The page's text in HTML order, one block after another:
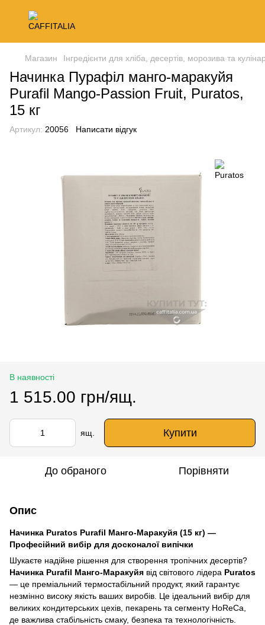
Магазин Інгредієнти для хліба, десертів, морозива та
Начинка Пурафіл манго-маракуйя
Purafil Mango-Passion Fruit, Puratos,
15 кг
Артикул: 20056 Написати відгук
В наявності
1 515.00 грн/ящ.
ящ. Купити
До обраного Порівняти
Опис
Начинка Puratos Purafil Манго-Маракуйя (15 кг) —
Професійний вибір для досконалої випічки
Шукаєте надійне рішення для створення тропічних десертів?
Начинка Purafil Манго-Маракуйя від світового лідера Puratos
— це преміальний термостабільний продукт, який гарантує
незмінно високу якість ваших виробів. Це ідеальний вибір для
великих кондитерських цехів, пекарень та сегменту HoReCa,
де важлива стабільність смаку, безпека та технологічність.